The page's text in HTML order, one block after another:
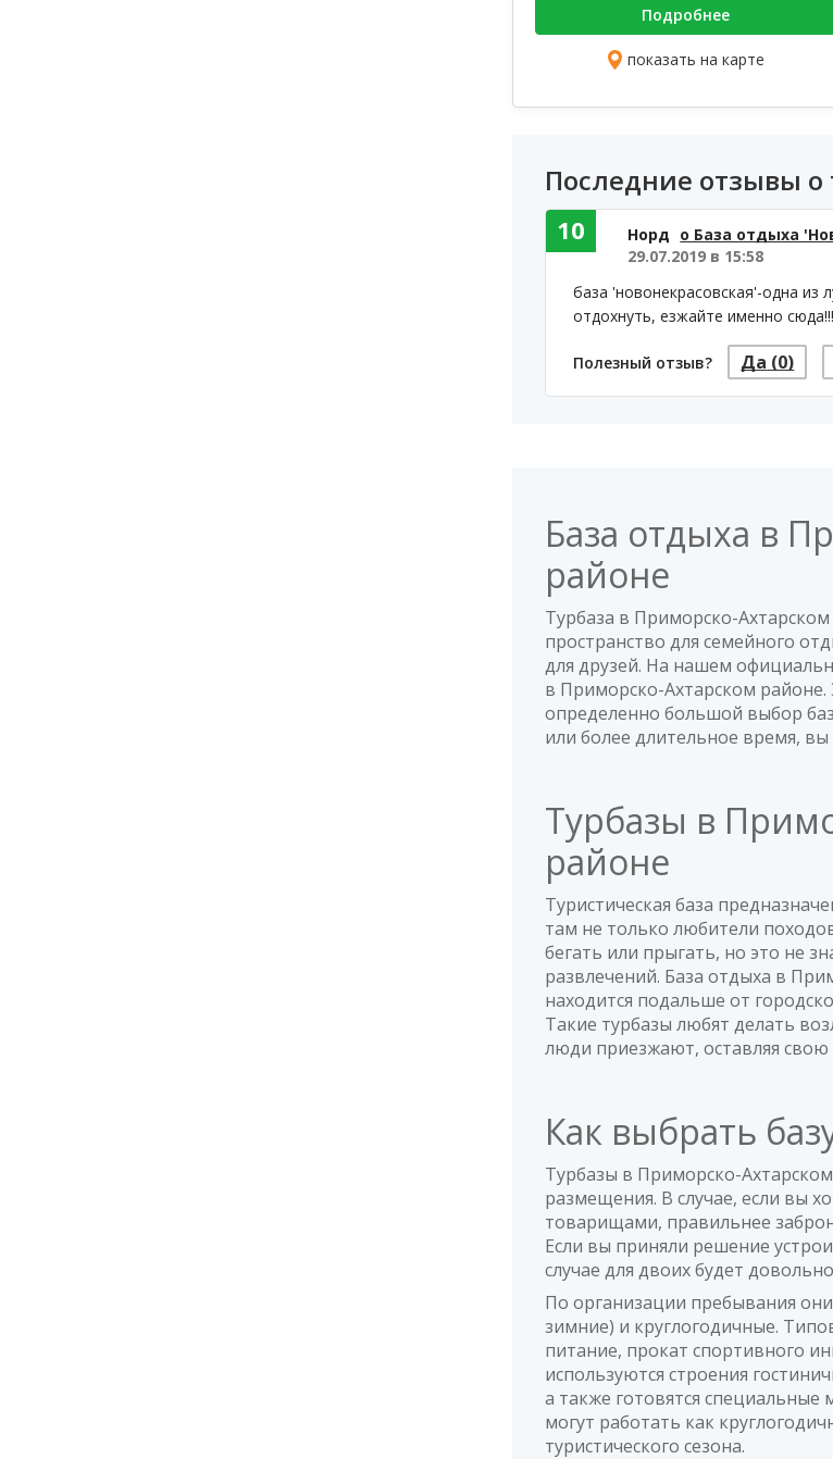
Подробнее
показать на карте
Последние отзывы о
Норд о База отдыха
29.07.2019 в 15:58
база 'новонекрасовская'-одна из
отдохнуть, езжайте именно
Полезный отзыв? Да (0)
10
База отдыха в
районе
Турбаза в Приморско-
пространство для семейного
для друзей. На нашем
в Приморско-Ахтарском районе.
определенно большой выбор
или более длительное время,
Турбазы в
районе
Туристическая база
там не только любители
бегать или прыгать, но это не
развлечений. База отдыха в
находится подальше от
Такие турбазы любят делать
люди приезжают, оставляя свою
Как выбрать
Турбазы в Приморско-
размещения. В случае, если вы
товарищами, правильнее
Если вы приняли решение
случае для двоих будет
По организации пребывания
зимние) и круглогодичные.
питание, прокат спортивного
используются строения
а также готовятся специальные
могут работать как
туристического сезона.